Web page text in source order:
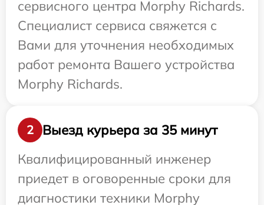
сервисного центра Morphy Richards.
Специалист сервиса свяжется с
Вами для уточнения необходимых
работ ремонта Вашего устройства
Morphy Richards.
2
Выезд курьера за 35 минут
Квалифицированный инженер
приедет в оговоренные сроки для
диагностики техники Morphy